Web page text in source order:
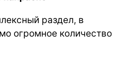
раздел, в
огромное количество